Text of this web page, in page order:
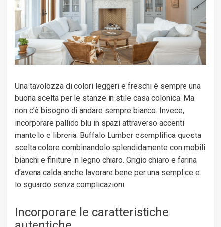
Una tavolozza di colori leggeri e freschi è sempre una
buona scelta per le stanze in stile casa colonica. Ma
non c’è bisogno di andare sempre bianco. Invece,
incorporare pallido blu in spazi attraverso accenti
mantello e libreria. Buffalo Lumber esemplifica questa
scelta colore combinandolo splendidamente con mobili
bianchi e finiture in legno chiaro. Grigio chiaro e farina
d’avena calda anche lavorare bene per una semplice e
lo sguardo senza complicazioni.
Incorporare le caratteristiche